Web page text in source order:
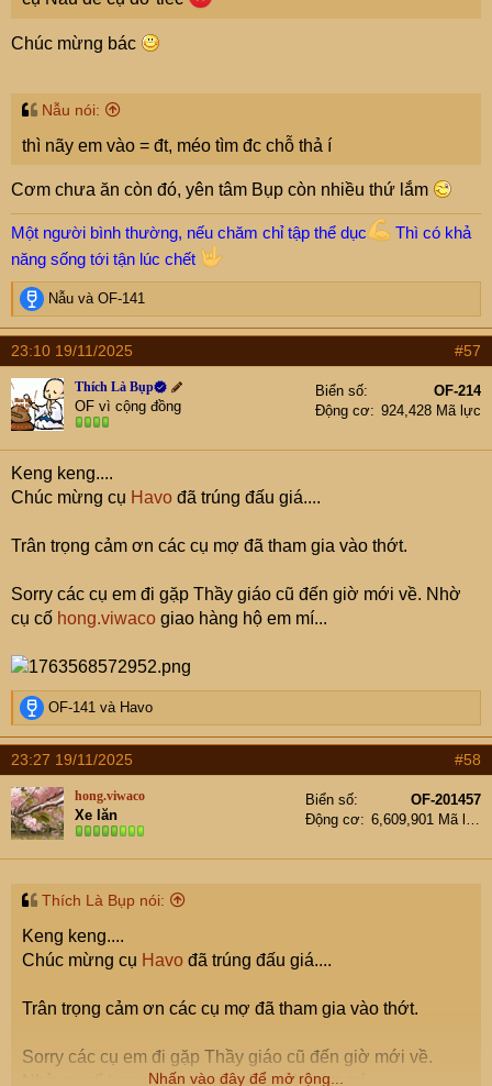
Chúc mừng bác
Nẫu nói:
thì nãy em vào = đt, méo tìm đc chỗ thả í
Cơm chưa ăn còn đó, yên tâm Bụp còn nhiều thứ lắm
Một người bình thường, nếu chăm chỉ tập thể dục
Thì có khả
năng sống tới tận lúc chết
R
e
a
c
t
i
o
n
s
:
Nẫu và OF-141
23:10 19/11/2025 #57
Thích Là Bụp
OF vì cộng đồng
Biển số
OF-214
Động cơ
924,428 Mã lực
Keng keng....
Chúc mừng cụ Havo đã trúng đấu giá....
Trân trọng cảm ơn các cụ mợ đã tham gia vào thớt.
Sorry các cụ em đi gặp Thầy giáo cũ đến giờ mới về. Nhờ
cụ cố hong.viwaco giao hàng hộ em mí...
R
e
a
t
i
o
n
s
OF-141 và Havo
23:27 19/11/2025 #58
hong.viwaco
Xe lăn
Biển số
OF-201457
Động cơ
Thích Là Bụp nói:
Keng keng....
Chúc mừng cụ Havo đã trúng đấu giá....
Trân trọng cảm ơn các cụ mợ đã tham gia vào thớt.
Sorry các cụ em đi gặp Thầy giáo cũ đến giờ mới về.
hong.viwacogiao hàng hộ em mí...
Nhấn vào đây để mở rộng...